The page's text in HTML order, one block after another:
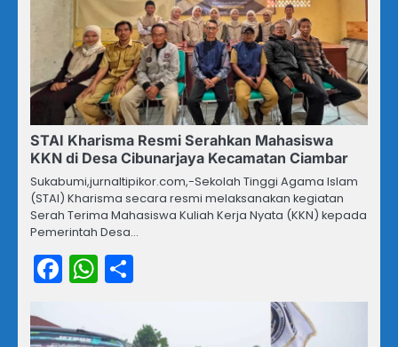
STAI Kharisma Resmi Serahkan Mahasiswa
KKN di Desa Cibunarjaya Kecamatan Ciambar
Sukabumi,jurnaltipikor.com,-Sekolah Tinggi Agama Islam
(STAI) Kharisma secara resmi melaksanakan kegiatan
Serah Terima Mahasiswa Kuliah Kerja Nyata (KKN) kepada
Pemerintah Desa…
Facebook
WhatsApp